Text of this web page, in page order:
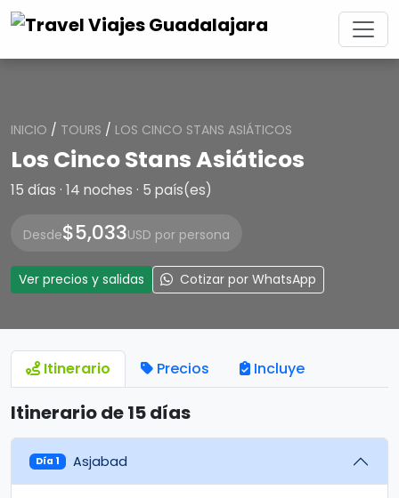
INICIO / TOURS / LOS CINCO STANS ASIÁTICOS
Los Cinco Stans Asiáticos
15 días · 14 noches · 5 país(es)
Desde$5,033USD por persona
Ver precios y salidas Cotizar por WhatsApp
Itinerario Precios Incluye
Itinerario de 15 días
Día 1 Asjabad